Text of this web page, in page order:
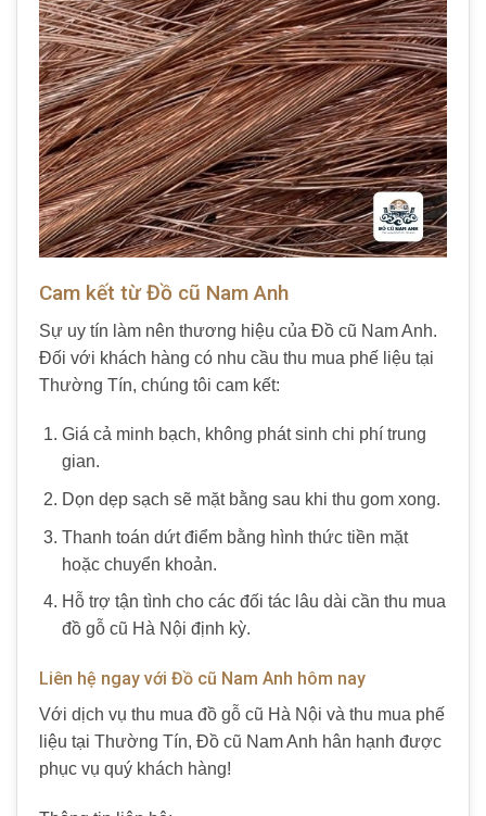
Cam kết từ Đồ cũ Nam Anh
Sự uy tín làm nên thương hiệu của Đồ cũ Nam Anh.
Đối với khách hàng có nhu cầu thu mua phế liệu tại
Thường Tín, chúng tôi cam kết:
Giá cả minh bạch, không phát sinh chi phí trung
gian.
Dọn dẹp sạch sẽ mặt bằng sau khi thu gom xong.
Thanh toán dứt điểm bằng hình thức tiền mặt
hoặc chuyển khoản.
Hỗ trợ tận tình cho các đối tác lâu dài cần thu mua
đồ gỗ cũ Hà Nội định kỳ.
Liên hệ ngay với Đồ cũ Nam Anh hôm nay
Với dịch vụ thu mua đồ gỗ cũ Hà Nội và thu mua phế
liệu tại Thường Tín, Đồ cũ Nam Anh hân hạnh được
phục vụ quý khách hàng!